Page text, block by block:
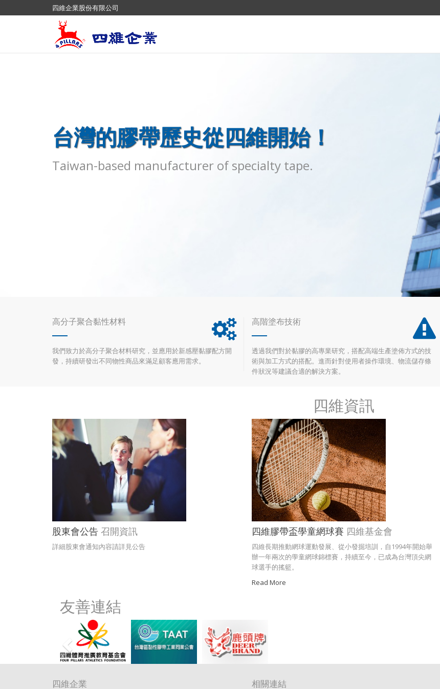
四維企業股份有限公司
台灣的膠帶歷史從四維開始！
Taiwan-based manufacturer of specialty tape.
高分子聚合黏性材料
我們致力於高分子聚合材料研究，並應用於新感壓黏膠配方開
發，持續研發出不同物性商品來滿足顧客應用需求。
高階塗布技術
透過我們對於黏膠的高專業研究，搭配高端生產塗佈方式的技
術與加工方式的搭配。進而針對使用者操作環境、物流儲存條
件狀況等建議合適的解決方案。
四維資訊
股東會公告 召開資訊
詳細股東會通知內容請詳見公告
四維膠帶盃學童網球賽 四維基金會
四維長期推動網球運動發展、從小發掘培訓，自1994年開始舉
辦一年兩次的學童網球錦標賽，持續至今，已成為台灣頂尖網
球選手的搖籃。
Read More
友善連結
四維企業 相關連結